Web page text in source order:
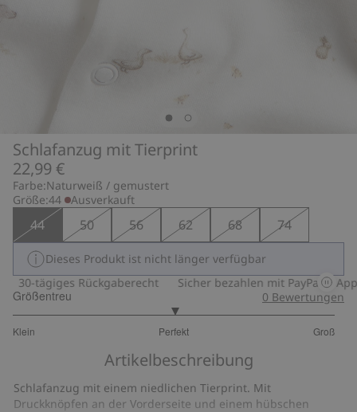
Schlafanzug mit Tierprint
22,99 €
Farbe:Naturweiß / gemustert
Größe:44 Ausverkauft
44 50 56 62 68 74
Dieses Produkt ist nicht länger verfügbar
30-tägiges Rückgaberecht
Sicher bezahlen mit PayPal &
Größentreu
Klein Perfekt Groß
von
10
Bewertungen
0 Bewertungen
Artikelbeschreibung
Schlafanzug mit einem niedlichen Tierprint. Mit
Druckknöpfen an der Vorderseite und einem hübschen